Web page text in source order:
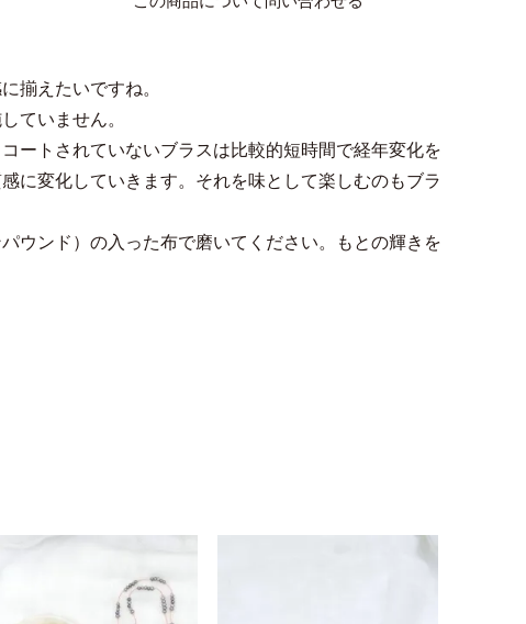
揃えたいですね。
ていません。
ートされていないブラスは比較的短時間で経年変化を
に変化していきます。それを味として楽しむのもブラ
ウンド）の入った布で磨いてください。もとの輝きを